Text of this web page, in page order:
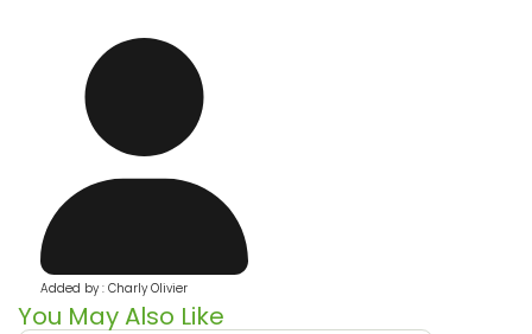
Added by : Charly Olivier
You May Also Like